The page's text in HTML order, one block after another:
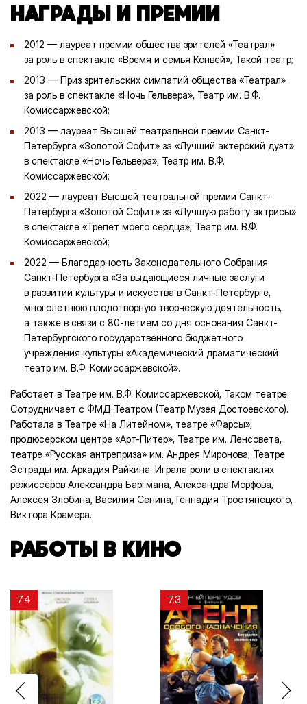
НАГРАДЫ И ПРЕМИИ
2012 — лауреат премии общества зрителей «Театрал»
за роль в спектакле «Время и семья Конвей», Такой театр;
2013 — Приз зрительских симпатий общества «Театрал»
за роль в спектакле «Ночь Гельвера», Театр им. В.Ф.
Комиссаржевской;
2013 — лауреат Высшей театральной премии Санкт-
Петербурга «Золотой Софит» за «Лучший актерский дуэт»
в спектакле «Ночь Гельвера», Театр им. В.Ф.
Комиссаржевской;
2022 — лауреат Высшей театральной премии Санкт-
Петербурга «Золотой Софит» за «Лучшую работу актрисы»
в спектакле «Трепет моего сердца», Театр им. В.Ф.
Комиссаржевской;
2022 — Благодарность Законодательного Собрания
Санкт-Петербурга «За выдающиеся личные заслуги
в развитии культуры и искусства в Санкт-Петербурге,
многолетнюю плодотворную творческую деятельность,
а также в связи с 80-летием со дня основания Санкт-
Петербургского государственного бюджетного
учреждения культуры «Академический драматический
театр им. В.Ф. Комиссаржевской».
Работает в Театре им. В.Ф. Комиссаржевской, Таком театре.
Сотрудничает с ФМД-Театром (Театр Музея Достоевского).
Работала в Театре «На Литейном», театре «Фарсы»,
продюсерском центре «Арт-Питер», Театре им. Ленсовета,
театре «Русская антреприза» им. Андрея Миронова, Театре
Эстрады им. Аркадия Райкина. Играла роли в спектаклях
режиссеров Александра Баргмана, Александра Морфова,
Алексея Злобина, Василия Сенина, Геннадия Тростянецкого,
Виктора Крамера.
РАБОТЫ В КИНО
7.4 7.3